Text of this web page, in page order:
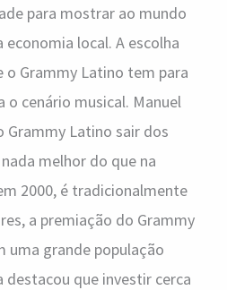
para mostrar ao mundo
local. A escolha
Grammy Latino tem para
o cenário musical. Manuel
Grammy Latino sair dos
melhor do que na
2000, é tradicionalmente
a premiação do Grammy
uma grande população
destacou que investir cerca